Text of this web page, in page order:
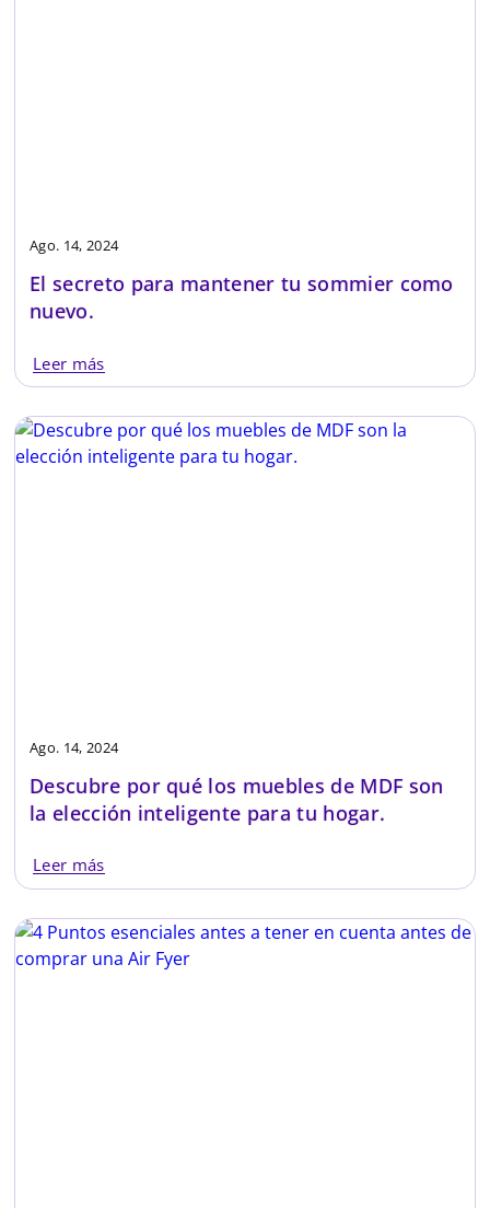
Ago. 14, 2024
El secreto para mantener tu sommier como
nuevo.
Leer más
Ago. 14, 2024
Descubre por qué los muebles de MDF son
la elección inteligente para tu hogar.
Leer más